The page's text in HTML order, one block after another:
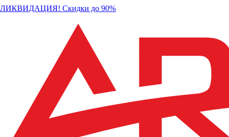
ЛИКВИДАЦИЯ! Скидки до 90%